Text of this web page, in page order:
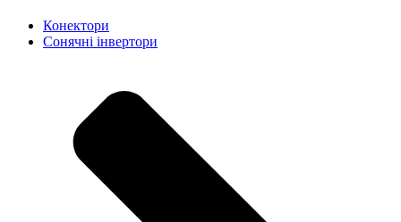
Конектори
Сонячні інвертори